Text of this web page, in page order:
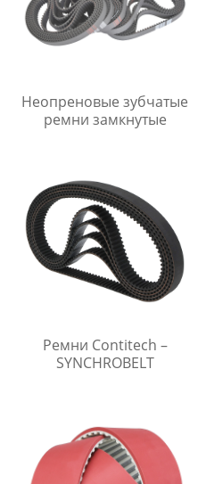
Неопреновые зубчатые
ремни замкнутые
Ремни Contitech –
SYNCHROBELT